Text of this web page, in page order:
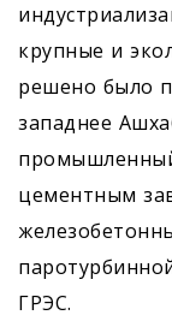
крупные и
решено было
западнее
цементным
ГРЭС.